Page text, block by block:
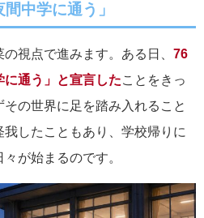
中学に通う」
視点で進みます。ある日、 76
に通う」と宣言した ことをきっ
の世界に足を踏み入れること
したこともあり、学校帰りに
が始まるのです。